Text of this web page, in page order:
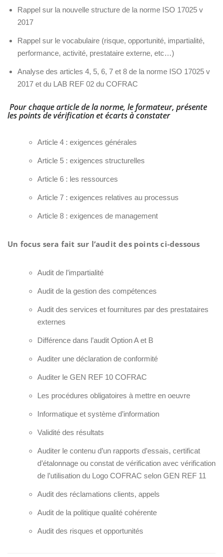
Rappel sur la nouvelle structure de la norme ISO 17025 v
2017
Rappel sur le vocabulaire (risque, opportunité, impartialité,
performance, activité, prestataire externe, etc…)
Analyse des articles 4, 5, 6, 7 et 8 de la norme ISO 17025 v
2017 et du LAB REF 02 du COFRAC
Pour chaque article de la norme, le formateur, présente
les points de vérification et écarts à constater
Article 4 : exigences générales
Article 5 : exigences structurelles
Article 6 : les ressources
Article 7 : exigences relatives au processus
Article 8 : exigences de management
Un focus sera fait sur l’audit des points ci-dessous
Audit de l’impartialité
Audit de la gestion des compétences
Audit des services et fournitures par des prestataires
externes
Différence dans l’audit Option A et B
Auditer une déclaration de conformité
Auditer le GEN REF 10 COFRAC
Les procédures obligatoires à mettre en oeuvre
Informatique et système d’information
Validité des résultats
Auditer le contenu d’un rapports d’essais, certificat
d’étalonnage ou constat de vérification avec vérification
de l’utilisation du Logo COFRAC selon GEN REF 11
Audit des réclamations clients, appels
Audit de la politique qualité cohérente
Audit des risques et opportunités